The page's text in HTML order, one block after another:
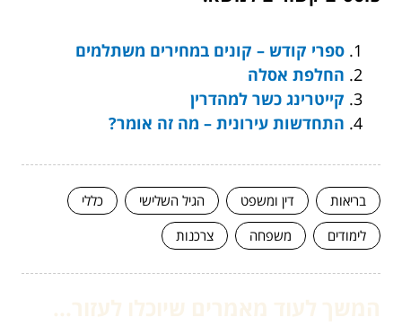
ספרי קודש – קונים במחירים משתלמים
החלפת אסלה
קייטרינג כשר למהדרין
התחדשות עירונית – מה זה אומר?
בריאות דין ומשפט הגיל השלישי
כללי
לימודים
משפחה צרכנות